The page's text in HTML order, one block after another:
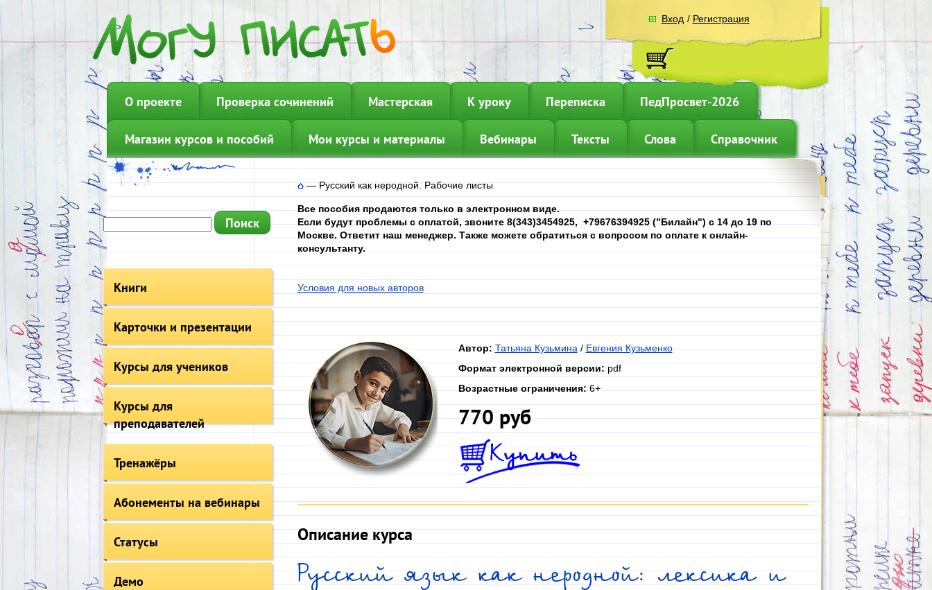
Вход / Регистрация
О проекте Проверка сочинений Мастерская К уроку Переписка ПедПросвет-2026
Магазин курсов и пособий Мои курсы и материалы Вебинары Тексты Слова Справочник
Книги
Карточки и презентации
Курсы для учеников
Курсы для
преподавателей
Тренажёры
Абонементы на вебинары
Статусы
Демо
—Русский как неродной. Рабочие листы
Все пособия продаются только в электронном виде.
Если будут проблемы с оплатой, звоните 8(343)3454925, +79676394925 ("Билайн") с 14 до 19 по
Москве. Ответит наш менеджер. Также можете обратиться с вопросом по оплате к онлайн-
консультанту.
Условия для новых авторов
Автор: Татьяна Кузьмина/Евгения Кузьменко
Формат электронной версии: pdf
Возрастные ограничения: 6+
770 руб
Описание курса
Русский язык как неродной: лексика и